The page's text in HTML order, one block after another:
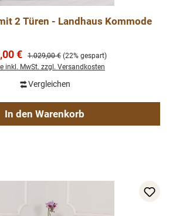
2 Türen - Landhaus Kommode
€ Regulärer Preis:
1.029,00 € (22% gespart)
inkl. MwSt. zzgl. Versandkosten
Vergleichen
In den Warenkorb